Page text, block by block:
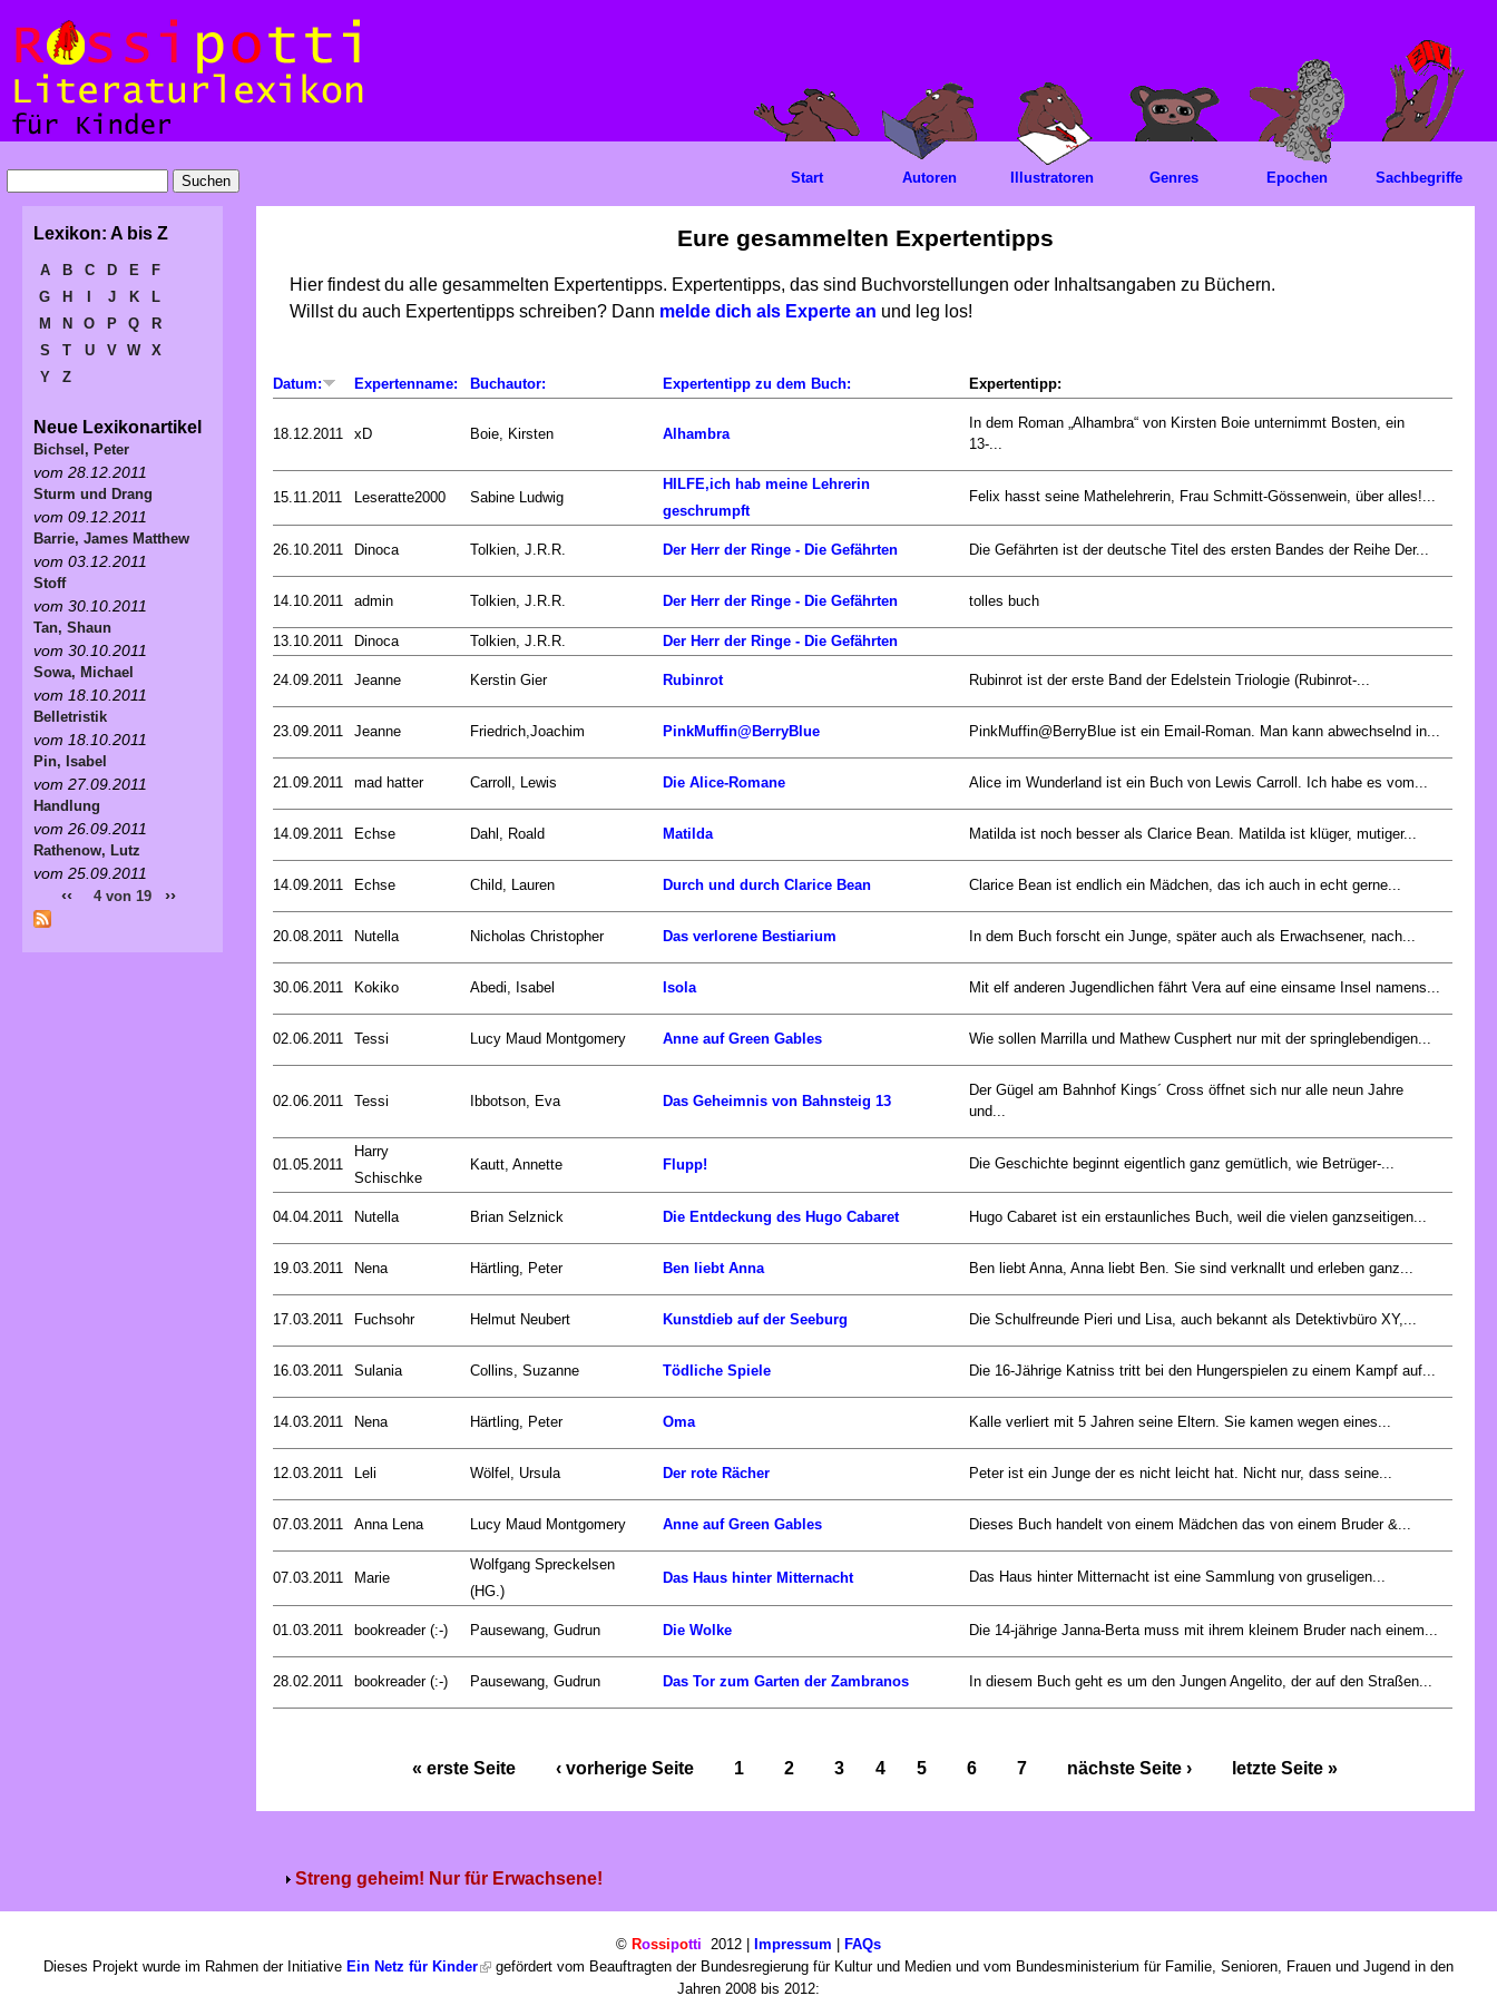
Eure gesammelten Expertentipps
Hier findest du alle gesammelten Expertentipps. Expertentipps, das sind Buchvorstellungen oder Inhaltsangaben zu Büchern.
Willst du auch Expertentipps schreiben? Dann melde dich als Experte an und leg los!
Datum: Expertenname: Buchautor: Expertentipp zu dem Buch: Expertentipp:
18.12.2011 xD Boie, Kirsten Alhambra
In dem Roman „Alhambra“ von Kirsten Boie unternimmt Bosten, ein
13-...
15.11.2011 Leseratte2000 Sabine Ludwig
HILFE,ich hab meine Lehrerin
geschrumpft
Felix hasst seine Mathelehrerin, Frau Schmitt-Gössenwein, über alles!...
26.10.2011 Dinoca Tolkien, J.R.R. Der Herr der Ringe - Die Gefährten Die Gefährten ist der deutsche Titel des ersten Bandes der Reihe Der...
14.10.2011 admin Tolkien, J.R.R. Der Herr der Ringe - Die Gefährten tolles buch
13.10.2011 Dinoca Tolkien, J.R.R. Der Herr der Ringe - Die Gefährten
24.09.2011 Jeanne Kerstin Gier Rubinrot Rubinrot ist der erste Band der Edelstein Triologie (Rubinrot-...
23.09.2011 Jeanne Friedrich,Joachim PinkMuffin@BerryBlue PinkMuffin@BerryBlue ist ein Email-Roman. Man kann abwechselnd in...
21.09.2011 mad hatter Carroll, Lewis Die Alice-Romane Alice im Wunderland ist ein Buch von Lewis Carroll. Ich habe es vom...
14.09.2011 Echse Dahl, Roald Matilda Matilda ist noch besser als Clarice Bean. Matilda ist klüger, mutiger...
14.09.2011 Echse Child, Lauren Durch und durch Clarice Bean Clarice Bean ist endlich ein Mädchen, das ich auch in echt gerne...
20.08.2011 Nutella Nicholas Christopher Das verlorene Bestiarium In dem Buch forscht ein Junge, später auch als Erwachsener, nach...
30.06.2011 Kokiko Abedi, Isabel Isola Mit elf anderen Jugendlichen fährt Vera auf eine einsame Insel namens...
02.06.2011 Tessi Lucy Maud Montgomery Anne auf Green Gables Wie sollen Marrilla und Mathew Cusphert nur mit der springlebendigen...
02.06.2011 Tessi Ibbotson, Eva Das Geheimnis von Bahnsteig 13
Der Gügel am Bahnhof Kings´ Cross öffnet sich nur alle neun Jahre
und...
01.05.2011
Harry
Schischke
Kautt, Annette Flupp! Die Geschichte beginnt eigentlich ganz gemütlich, wie Betrüger-...
04.04.2011 Nutella Brian Selznick Die Entdeckung des Hugo Cabaret Hugo Cabaret ist ein erstaunliches Buch, weil die vielen ganzseitigen...
19.03.2011 Nena Härtling, Peter Ben liebt Anna Ben liebt Anna, Anna liebt Ben. Sie sind verknallt und erleben ganz...
17.03.2011 Fuchsohr Helmut Neubert Kunstdieb auf der Seeburg Die Schulfreunde Pieri und Lisa, auch bekannt als Detektivbüro XY,...
16.03.2011 Sulania Collins, Suzanne Tödliche Spiele Die 16-Jährige Katniss tritt bei den Hungerspielen zu einem Kampf auf...
14.03.2011 Nena Härtling, Peter Oma Kalle verliert mit 5 Jahren seine Eltern. Sie kamen wegen eines...
12.03.2011 Leli Wölfel, Ursula Der rote Rächer Peter ist ein Junge der es nicht leicht hat. Nicht nur, dass seine...
07.03.2011 Anna Lena Lucy Maud Montgomery Anne auf Green Gables Dieses Buch handelt von einem Mädchen das von einem Bruder &...
07.03.2011 Marie
Wolfgang Spreckelsen
(HG.)
Das Haus hinter Mitternacht Das Haus hinter Mitternacht ist eine Sammlung von gruseligen...
01.03.2011 bookreader (:-) Pausewang, Gudrun Die Wolke Die 14-jährige Janna-Berta muss mit ihrem kleinem Bruder nach einem...
28.02.2011 bookreader (:-) Pausewang, Gudrun Das Tor zum Garten der Zambranos In diesem Buch geht es um den Jungen Angelito, der auf den Straßen...
« erste Seite ‹ vorherige Seite 1 2 3 4 5 6 7 nächste Seite › letzte Seite »
Streng geheim! Nur für Erwachsene!
Start Autoren Illustratoren Genres Epochen Sachbegriffe
Lexikon: A bis Z
A B C D E
F
G
H J K
L
M
N O P Q
R
S
T U V W
X
Y
Z
Neue Lexikonartikel
Bichsel, Peter
vom 28.12.2011
Sturm und Drang
vom 09.12.2011
Barrie, James Matthew
vom 03.12.2011
Stoff
vom 30.10.2011
Tan, Shaun
vom 30.10.2011
Sowa, Michael
vom 18.10.2011
Belletristik
vom 18.10.2011
Pin, Isabel
vom 27.09.2011
Handlung
vom 26.09.2011
Rathenow, Lutz
vom 25.09.2011
‹‹ 4 von 19 ››
© Rossipotti 2012 | Impressum | FAQs
Dieses Projekt wurde im Rahmen der Initiative Ein Netz für Kinder
gefördert vom Beauftragten der Bundesregierung für Kultur und Medien und vom Bundesministerium für Familie, Senioren, Frauen und Jugend in den
Jahren 2008 bis 2012: